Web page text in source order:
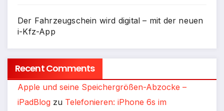
Der Fahrzeugschein wird digital – mit der neuen
i-Kfz-App
Recent Comments
Apple und seine Speichergrößen-Abzocke –
iPadBlog zu Telefonieren: iPhone 6s im